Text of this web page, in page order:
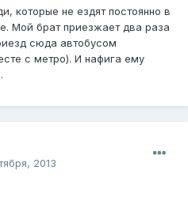
которые не ездят постоянно в
Мой брат приезжает два раза
сюда автобусом
с метро). И нафига ему
2013